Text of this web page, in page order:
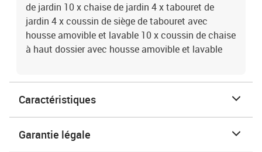
de jardin 10 x chaise de jardin 4 x tabouret de
jardin 4 x coussin de siège de tabouret avec
housse amovible et lavable 10 x coussin de chaise
à haut dossier avec housse amovible et lavable
Caractéristiques
Garantie légale